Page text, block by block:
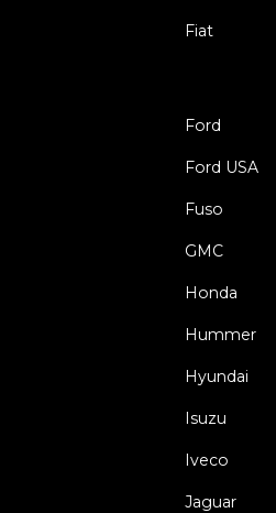
Fiat
Ford
Ford USA
Fuso
GMC
Honda
Hummer
Hyundai
Isuzu
Iveco
Jaguar